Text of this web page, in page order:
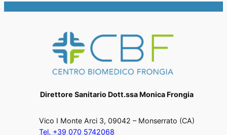
Direttore Sanitario Dott.ssa Monica Frongia
Vico I Monte Arci 3, 09042 – Monserrato (CA)
Tel. +39 070 5742068